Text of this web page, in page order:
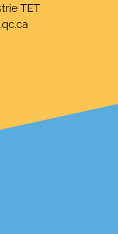
TET